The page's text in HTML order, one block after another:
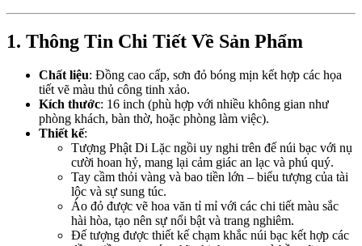
1. Thông Tin Chi Tiết Về Sản Phẩm
Chất liệu: Đồng cao cấp, sơn đỏ bóng mịn kết hợp các họa
tiết vẽ màu thủ công tinh xảo.
Kích thước: 16 inch (phù hợp với nhiều không gian như
phòng khách, bàn thờ, hoặc phòng làm việc).
Thiết kế:
Tượng Phật Di Lặc ngồi uy nghi trên đế núi bạc với nụ
cười hoan hỷ, mang lại cảm giác an lạc và phú quý.
Tay cầm thỏi vàng và bao tiền lớn – biểu tượng của tài
lộc và sự sung túc.
Áo đỏ được vẽ hoa văn tỉ mỉ với các chi tiết màu sắc
hài hòa, tạo nên sự nổi bật và trang nghiêm.
Đế tượng được thiết kế chạm khắc núi bạc kết hợp các